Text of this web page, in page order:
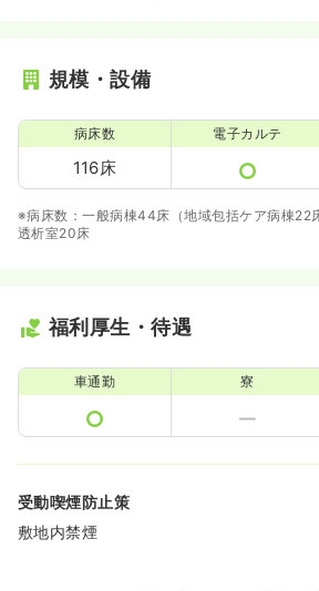
規模・設備
病床数
116床
電子カルテ
※病床数：一般病棟44床（地域包括ケア病棟22
透析室20床
福利厚生・待遇
車通勤 寮
受動喫煙防止策
敷地内禁煙